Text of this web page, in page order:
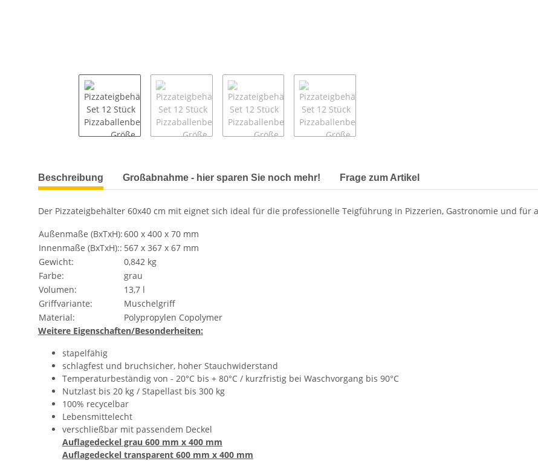
weitere Registerkarten anzeigen
Beschreibung Großabnahme - hier sparen Sie noch mehr! Frage zum Artikel
Der Pizzateigbehälter 60x40 cm mit eignet sich ideal für die professionelle Teigführung in Pizzerien, Gastronomie und für
Außenmaße (BxTxH):600 x 400 x 70 mm
Innenmaße (BxTxH):: 567 x 367 x 67 mm
Gewicht:
0,842 kg
Farbe:
grau
Volumen:
13,7 l
Griffvariante:
Muschelgriff
Material:
Polypropylen Copolymer
Weitere Eigenschaften/Besonderheiten:
stapelfähig
schlagfest und bruchsicher, hoher Stauchwiderstand
Temperaturbeständig von - 20°C bis + 80°C / kurzfristig bei Waschvorgang bis 90°C
Nutzlast bis 20 kg / Stapellast bis 300 kg
100% recycelbar
Lebensmittelecht
verschließbar mit passendem Deckel
Auflagedeckel grau 600 mm x 400 mm
Auflagedeckel transparent 600 mm x 400 mm